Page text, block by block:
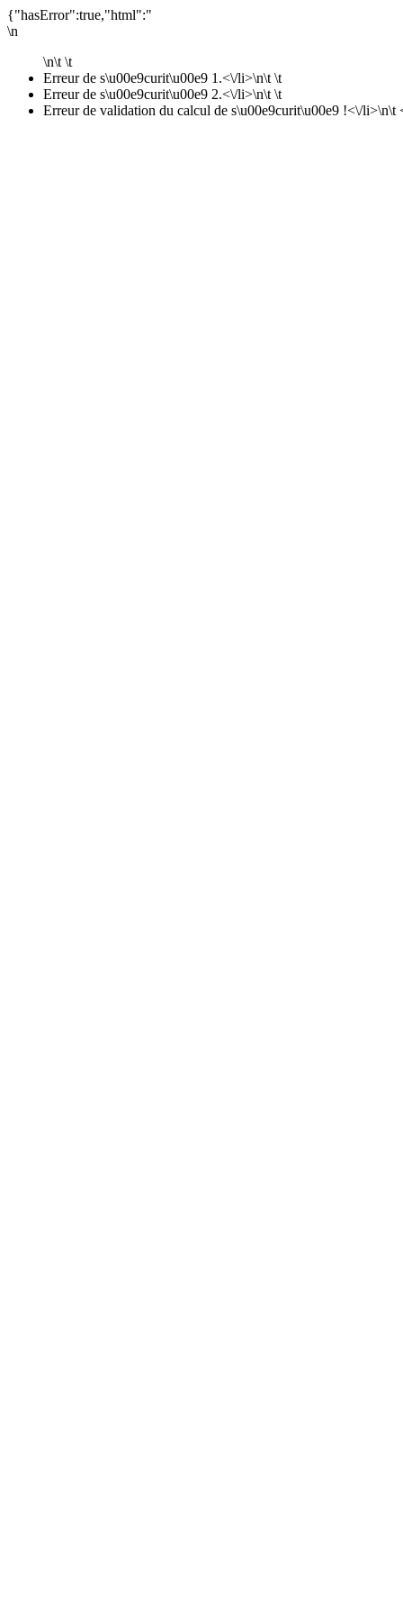
{"hasError":true,"html":"
\n
\n\t \t
Erreur de s\u00e9curit\u00e9 1.<\/li>\n\t \t
Erreur de s\u00e9curit\u00e9 2.<\/li>\n\t \t
Erreur de validation du calcul de s\u00e9curit\u00e9 !<\/